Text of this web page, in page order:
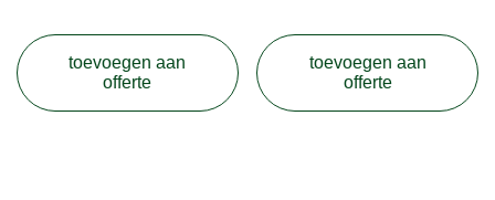
toevoegen aan
offerte
toevoegen aan
offerte